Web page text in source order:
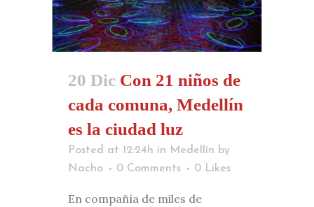
20 Dic Con 21 niños de
cada comuna, Medellín
es la ciudad luz
Posted at 12:24h in Medellín by
Nacho
0 Comments 0 Likes
En compañía de miles de